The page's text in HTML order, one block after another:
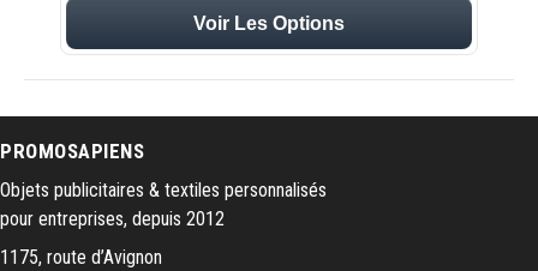
Voir Les Options
PROMOSAPIENS
Objets publicitaires & textiles personnalisés
pour entreprises, depuis 2012
1175, route d’Avignon